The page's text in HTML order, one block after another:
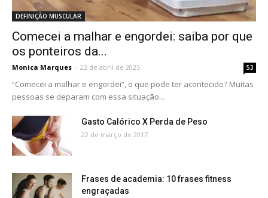
DEFINIÇÃO MUSCULAR
Comecei a malhar e engordei: saiba por que
os ponteiros da...
Monica Marques - 22 de abril de 2025 53
“Comecei a malhar e engordei”, o que pode ter acontecido? Muitas
pessoas se deparam com essa situação...
Gasto Calórico X Perda de Peso
22 de março de 2017
Frases de academia: 10 frases fitness
engraçadas